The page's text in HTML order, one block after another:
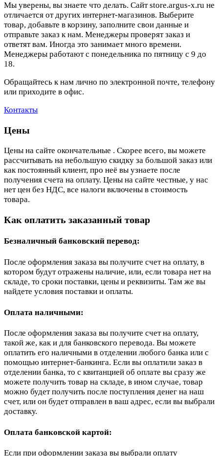
Мы уверены, вы знаете что делать. Сайт store.argus-x.ru не
отличается от других интернет-магазинов. Выберите
товар, добавьте в корзину, заполните свои данные и
отправьте заказ к нам. Менеджеры проверят заказ и
ответят вам. Иногда это занимает много времени.
Менеджеры работают с понедельника по пятницу с 9 до
18.
Обращайтесь к нам лично по электронной почте, телефону
или приходите в офис.
Контакты
Цены
Цены на сайте окончательные . Скорее всего, вы можете
рассчитывать на небольшую скидку за большой заказ или
как постоянный клиент, про неё вы узнаете после
получения счета на оплату. Цены на сайте честные, у нас
нет цен без НДС, все налоги включены в стоимость
товара.
Как оплатить заказанный товар
Безналичный банковский перевод:
После оформления заказа вы получите счет на оплату, в
котором будут отражены наличие, или, если товара нет на
складе, то сроки поставки, цены и реквизиты. Там же вы
найдете условия поставки и оплаты.
Оплата наличными:
После оформления заказа вы получите счет на оплату,
такой же, как и для банковского перевода. Вы можете
оплатить его наличными в отделении любого банка или с
помощью интернет-банкинга. Если вы оплатили заказ в
отделении банка, то с квитанцией об оплате вы сразу же
можете получить товар на складе, в ином случае, товар
можно будет получить после поступления денег на наш
счет, или он будет отправлен в ваш адрес, если вы выбрали
доставку.
Оплата банковской картой:
Если при оформлении заказа вы выбрали оплату